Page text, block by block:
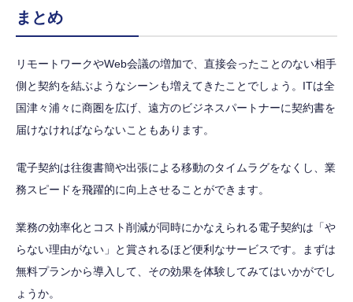
まとめ
リモートワークやWeb会議の増加で、直接会ったことのない相手
側と契約を結ぶようなシーンも増えてきたことでしょう。ITは全
国津々浦々に商圏を広げ、遠方のビジネスパートナーに契約書を
届けなければならないこともあります。
電子契約は往復書簡や出張による移動のタイムラグをなくし、業
務スピードを飛躍的に向上させることができます。
業務の効率化とコスト削減が同時にかなえられる電子契約は「や
らない理由がない」と賞されるほど便利なサービスです。まずは
無料プランから導入して、その効果を体験してみてはいかがでし
ょうか。